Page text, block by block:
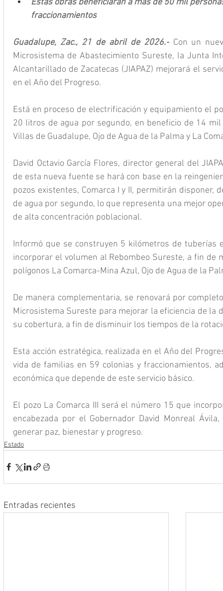
Estas obras beneficiarán a más de 50 mil
fraccionamientos
Guadalupe, Zac., 21 de abril de 2026.- Con un
Microsistema de Abastecimiento Sureste, la Junta
Alcantarillado de Zacatecas (JIAPAZ) mejorará el
en el Año del Progreso.
Está en proceso de electrificación y equipamiento el
20 litros de agua por segundo, en beneficio de 14
Villas de Guadalupe, Ojo de Agua de la Palma y La
David Octavio García Flores, director general del
de esta nueva fuente se hará con base en la
pozos existentes, Comarca I y II, permitirán disponer,
de agua por segundo, lo que representa una mejor
de alta concentración poblacional.
Informó que se construyen 5 kilómetros de tuberías
incorporar el volumen al Rebombeo Sureste, a fin de
polígonos La Comarca-Mina Azul, Ojo de Agua de la
De manera complementaria, se renovará por
Microsistema Sureste para mejorar la eficiencia de la
su cobertura, a fin de disminuir los tiempos de la
Esta acción estratégica, realizada en el Año del
vida de familias en 59 colonias y fraccionamientos,
económica que depende de este servicio básico.
El pozo La Comarca III será el número 15 que
encabezada por el Gobernador David Monreal
generar paz, bienestar y progreso.
Estado
Entradas recientes